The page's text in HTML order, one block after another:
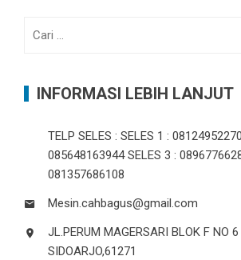
INFORMASI LEBIH LANJUT
TELP SELES : SELES 1 :
085648163944 SELES 3 :
081357686108
Mesin.cahbagus@gmail.com
JL.PERUM MAGERSARI BLOK F NO 6
SIDOARJO,61271